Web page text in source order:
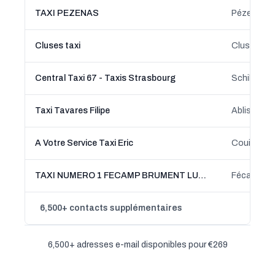
TAXI PEZENAS Pézenas,
Cluses taxi Cluses,
Central Taxi 67 - Taxis Strasbourg
Taxi Tavares Filipe Ablis, Île-
A Votre Service Taxi Eric Couilly-
TAXI NUMERO 1 FECAMP BRUMENT LUDOVIC Fécamp,
6,500+ contacts supplémentaires
6,500+ adresses e-mail disponibles pour €269